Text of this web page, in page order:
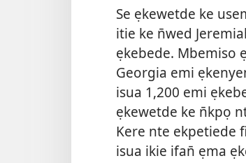
Se ẹkewetde ke
itie ke n̄wed
ẹkebede. Mbemiso
Georgia emi
isua 1,200 emi
ẹkewetde ke n̄kpọ
Kere nte ekpetiede
isua ikie ifan̄ ẹma